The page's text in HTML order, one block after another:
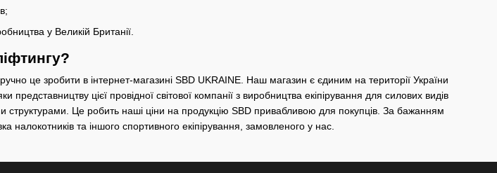
у Великій Британії.
це зробити в інтернет-магазині SBD UKRAINE. Наш магазин є єдиним на території України
цієї провідної світової компанії з виробництва екіпірування для силових видів
структурами. Це робить наші ціни на продукцію SBD привабливою для покупців. За бажанням
налокотників та іншого спортивного екіпірування, замовленого у нас.